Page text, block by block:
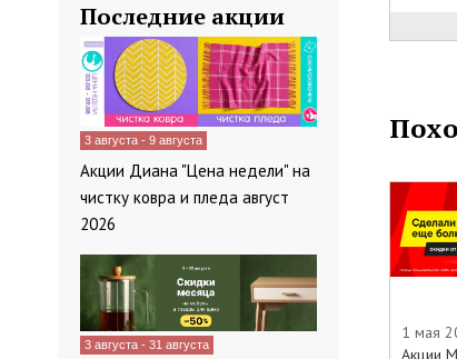
1 мая
Акции
Последние акции
3 августа - 9 августа
Акции Диана "Цена недели" на
чистку ковра и пледа август
2026
3 августа - 31 августа